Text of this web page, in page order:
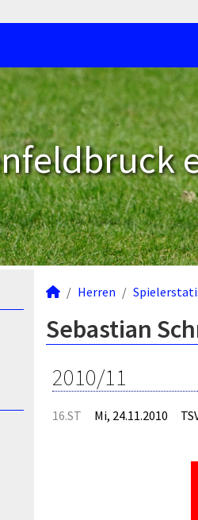
Herren
Sebastian
2010/11
16.ST Mi, 24.11.2010